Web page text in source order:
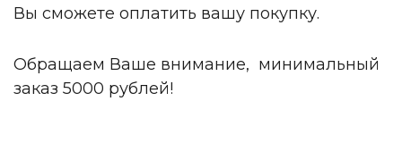
Вы сможете оплатить вашу покупку.
Обращаем Ваше внимание, минимальный
заказ 5000 рублей!